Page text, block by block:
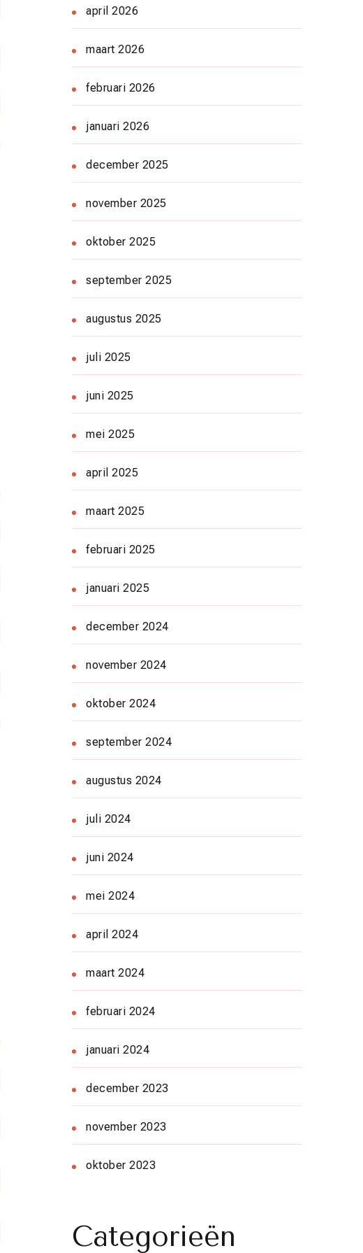
april 2026
maart 2026
februari 2026
januari 2026
december 2025
november 2025
oktober 2025
september 2025
augustus 2025
juli 2025
juni 2025
mei 2025
april 2025
maart 2025
februari 2025
januari 2025
december 2024
november 2024
oktober 2024
september 2024
augustus 2024
juli 2024
juni 2024
mei 2024
april 2024
maart 2024
februari 2024
januari 2024
december 2023
november 2023
oktober 2023
Categorieën